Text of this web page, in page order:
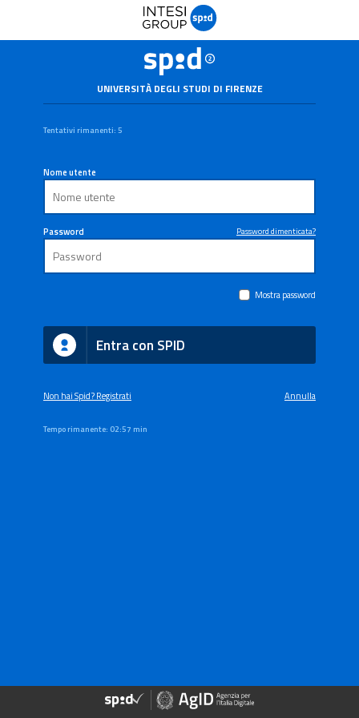
UNIVERSITÀ DEGLI STUDI DI FIRENZE
Tentativi rimanenti: 5
Nome utente
Password Password dimenticata?
Mostra password
Entra con SPID
Non hai Spid? Registrati Annulla
Tempo rimanente: 02:57 min